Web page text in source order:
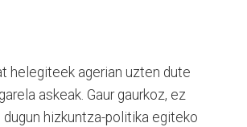
helegiteek agerian uzten dute
askeak. Gaur gaurkoz, ez
dugun hizkuntza-politika egiteko